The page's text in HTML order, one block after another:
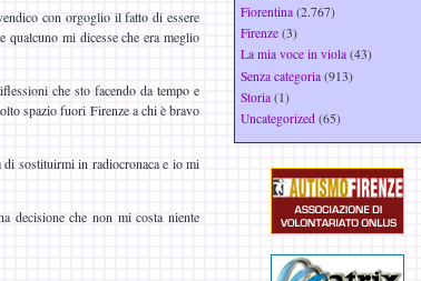
con orgoglio il fatto di essere
qualcuno mi dicesse che era meglio
che sto facendo da tempo e
spazio fuori Firenze a chi è bravo
di sostituirmi in radiocronaca e io mi
decisione che non mi costa niente
Fiorentina (2.767)
Firenze (3)
La mia voce in viola (43)
Senza categoria (913)
Storia (1)
Uncategorized (65)